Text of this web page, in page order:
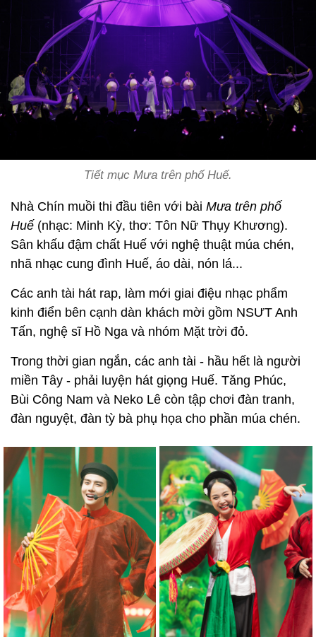
Tiết mục Mưa trên phố Huế.
Nhà Chín muồi thi đầu tiên với bài Mưa trên phố
Huế (nhạc: Minh Kỳ, thơ: Tôn Nữ Thụy Khương).
Sân khấu đậm chất Huế với nghệ thuật múa chén,
nhã nhạc cung đình Huế, áo dài, nón lá...
Các anh tài hát rap, làm mới giai điệu nhạc phẩm
kinh điển bên cạnh dàn khách mời gồm NSƯT Anh
Tấn, nghệ sĩ Hồ Nga và nhóm Mặt trời đỏ.
Trong thời gian ngắn, các anh tài - hầu hết là người
miền Tây - phải luyện hát giọng Huế. Tăng Phúc,
Bùi Công Nam và Neko Lê còn tập chơi đàn tranh,
đàn nguyệt, đàn tỳ bà phụ họa cho phần múa chén.